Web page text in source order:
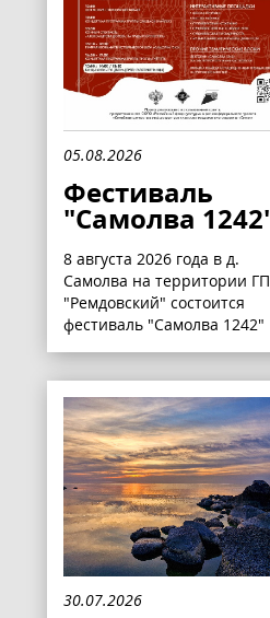
05.08.2026
Фестиваль
"Самолва
8 августа 2026 года в д.
Самолва на территории
"Ремдовский" состоится
фестиваль "Самолва 1242"
30.07.2026